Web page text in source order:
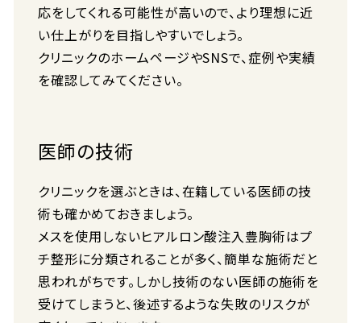
応をしてくれる可能性が高いので、より理想に近
い仕上がりを目指しやすいでしょう。
クリニックのホームページやSNSで、症例や実績
を確認してみてください。
医師の技術
クリニックを選ぶときは、在籍している医師の技
術も確かめておきましょう。
メスを使用しないヒアルロン酸注入豊胸術はプ
チ整形に分類されることが多く、簡単な施術だと
思われがちです。しかし技術のない医師の施術を
受けてしまうと、後述するような失敗のリスクが